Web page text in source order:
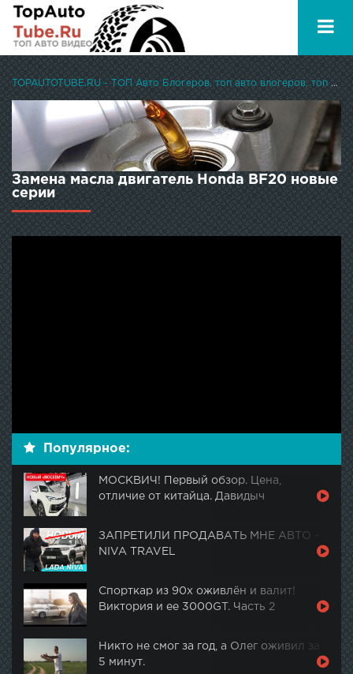
TOPAUTOTUBE.RU - ТОП Авто Блогеров, топ авто влогеров, топ авто ютуберов
Замена масла двигатель Honda BF20 новые
серии
Популярное:
МОСКВИЧ! Первый обзор. Цена,
отличие от китайца. Давидыч
ЗАПРЕТИЛИ ПРОДАВАТЬ МНЕ АВТО -
NIVA TRAVEL
Спорткар из 90х оживлён и валит!
Виктория и ее 3000GT. Часть 2
Никто не смог за год, а Олег оживил за
5 минут.